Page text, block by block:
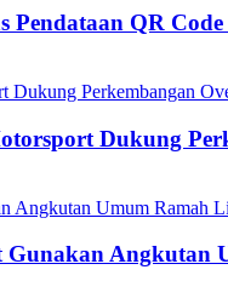
Pendataan QR
Dukung
Angkutan